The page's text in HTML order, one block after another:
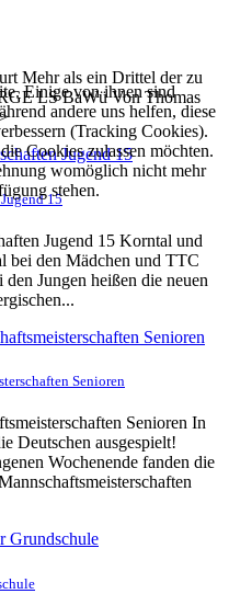
Mehr als ein Drittel der zu
LS BaWü Von Thomas
15
Jugend 15 Korntal und
bei den Mädchen und TTC
Jungen heißen die neuen
Senioren
Senioren In
Deutschen ausgespielt!
Wochenende fanden die
Einige von ihnen sind
andere uns helfen, diese
(Tracking Cookies).
Cookies zulassen möchten.
womöglich nicht mehr
stehen.